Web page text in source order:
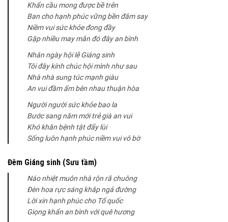
Khẩn cầu mong được bề trên
Ban cho hạnh phúc vững bền đắm say
Niềm vui sức khỏe đong đầy
Gặp nhiều may mắn đó đây an bình
Nhân ngày hội lễ Giáng sinh
Tôi đây kính chúc hội mình như sau
Nhà nhà sung túc mạnh giàu
An vui đầm ấm bên nhau thuận hòa
Người người sức khỏe bao la
Bước sang năm mới trẻ già an vui
Khó khăn bệnh tật đẩy lùi
Sống luôn hạnh phúc niềm vui vô bờ
Đêm Giáng sinh (Sưu tầm)
Náo nhiệt muôn nhà rộn rã chuông
Đèn hoa rực sáng khắp ngả đường
Lời xin hạnh phúc cho Tổ quốc
Giọng khẩn an bình với quê hương